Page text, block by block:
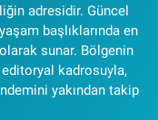
adresidir. Güncel
başlıklarında en
sunar. Bölgenin
kadrosuyla,
yakından takip